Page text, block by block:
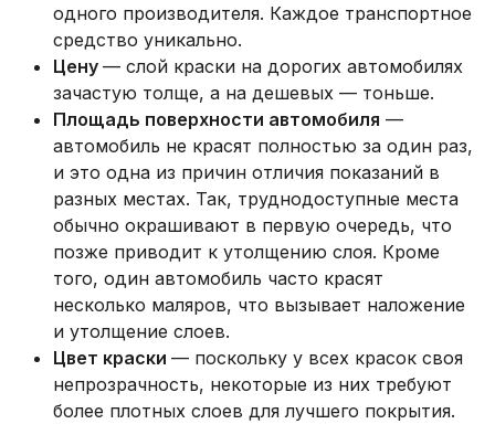
одного производителя. Каждое транспортное
средство уникально.
Цену — слой краски на дорогих автомобилях
зачастую толще, а на дешевых — тоньше.
Площадь поверхности автомобиля —
автомобиль не красят полностью за один раз,
и это одна из причин отличия показаний в
разных местах. Так, труднодоступные места
обычно окрашивают в первую очередь, что
позже приводит к утолщению слоя. Кроме
того, один автомобиль часто красят
несколько маляров, что вызывает наложение
и утолщение слоев.
Цвет краски — поскольку у всех красок своя
непрозрачность, некоторые из них требуют
более плотных слоев для лучшего покрытия.